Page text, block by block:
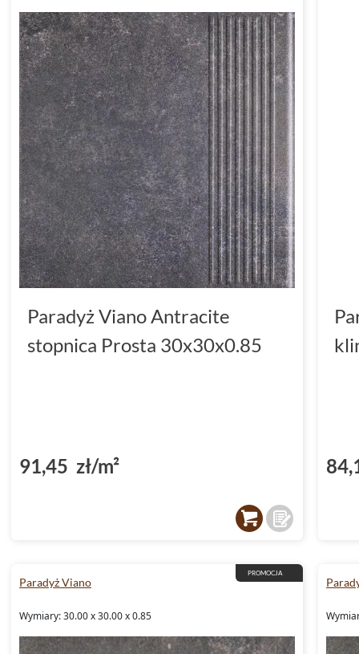
Paradyż Viano Antracite
stopnica Prosta 30x30x0.85
91,45 zł/m²
PROMOCJA
Paradyż Viano
Wymiary: 30.00 x 30.00 x 0.85